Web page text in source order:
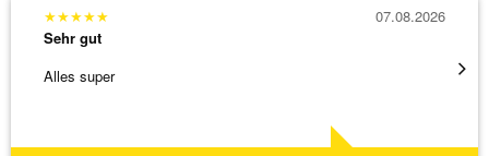
★★★★★
Sehr gut
Alles super
07.08.2026
Die